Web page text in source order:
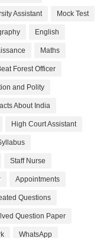
Assistant Mock Test
English
Maths
Forest Officer
and Polity
About India
High Court Assistant
Staff Nurse
Appointments
Questions
Question Paper
WhatsApp